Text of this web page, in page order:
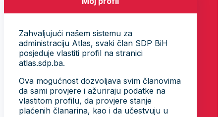
Zahvaljujući našem sistemu za
administraciju Atlas, svaki član SDP BiH
posjeduje vlastiti profil na stranici
atlas.sdp.ba.
Ova mogućnost dozvoljava svim članovima
da sami provjere i ažuriraju podatke na
vlastitom profilu, da provjere stanje
plaćenih članarina, kao i da učestvuju u